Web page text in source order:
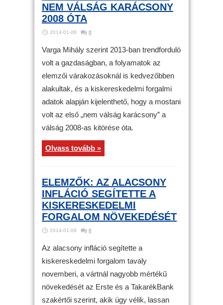
NEM VÁLSÁG KARÁCSONY
2008 ÓTA
2014-01-08 0
Varga Mihály szerint 2013-ban trendforduló
volt a gazdaságban, a folyamatok az
elemzői várakozásoknál is kedvezőbben
alakultak, és a kiskereskedelmi forgalmi
adatok alapján kijelenthető, hogy a mostani
volt az első „nem válság karácsony” a
válság 2008-as kitörése óta.
Olvass tovább »
ELEMZŐK: AZ ALACSONY
INFLÁCIÓ SEGÍTETTE A
KISKERESKEDELMI
FORGALOM NÖVEKEDÉSÉT
2014-01-08 0
Az alacsony infláció segítette a
kiskereskedelmi forgalom tavaly
novemberi, a vártnál nagyobb mértékű
növekedését az Erste és a TakarékBank
szakértői szerint, akik úgy vélik, lassan